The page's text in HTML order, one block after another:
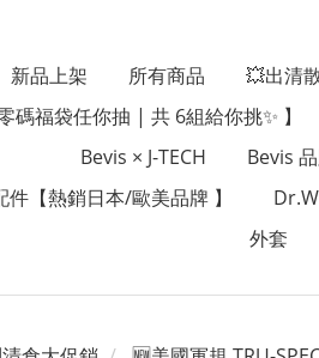
新品上架 所有商品 💥出清
碼福袋任你抽 | 共 6組給你挑✨ 】
Bevis × J-TECH
Bevis
件【熱銷日本/歐美品牌 】
外套